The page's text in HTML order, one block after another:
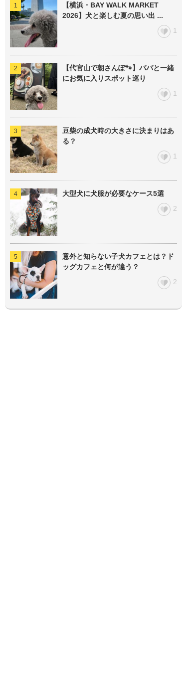
【横浜・BAY WALK MARKET
2026】犬と楽しむ夏の思い出 ...
1
【代官山で朝さんぽ🐾】パパと一緒
にお気に入りスポット巡り
1
豆柴の成犬時の大きさに決まりはあ
る？
1
大型犬に犬服が必要なケース5選
2
意外と知らない子犬カフェとは？ド
ッグカフェと何が違う？
2